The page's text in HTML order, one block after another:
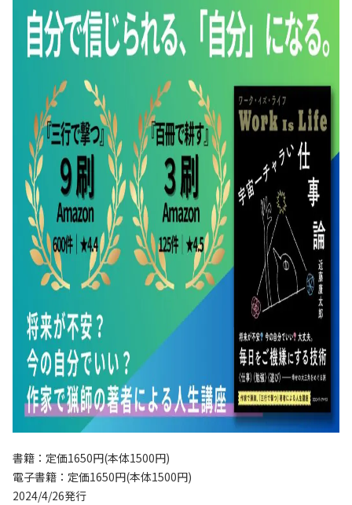
書籍：定価1650円(本体1500円)
電子書籍：定価1650円(本体1500円)
2024/4/26発行